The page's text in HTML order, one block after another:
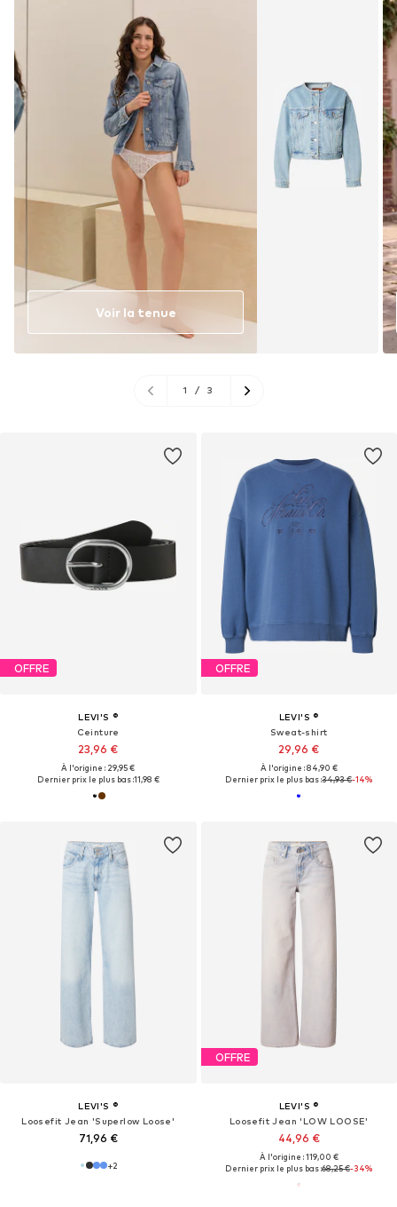
OFFRE
LEVI'S ®
Ceinture
23,96 €
À l'origine : 29,95 €
Dernier prix le plus bas :11,98 €
OFFRE
LEVI'S ®
Sweat-shirt
29,96 €
À l'origine : 84,90 €
Dernier prix le plus bas :34,93 €-14%
LEVI'S ®
Loosefit Jean 'Superlow Loose'
71,96 €
+2
OFFRE
LEVI'S ®
Loosefit Jean 'LOW LOOSE'
44,96 €
À l'origine : 119,00 €
Dernier prix le plus bas :68,25 €-34%
Voir la tenue
1 / 3